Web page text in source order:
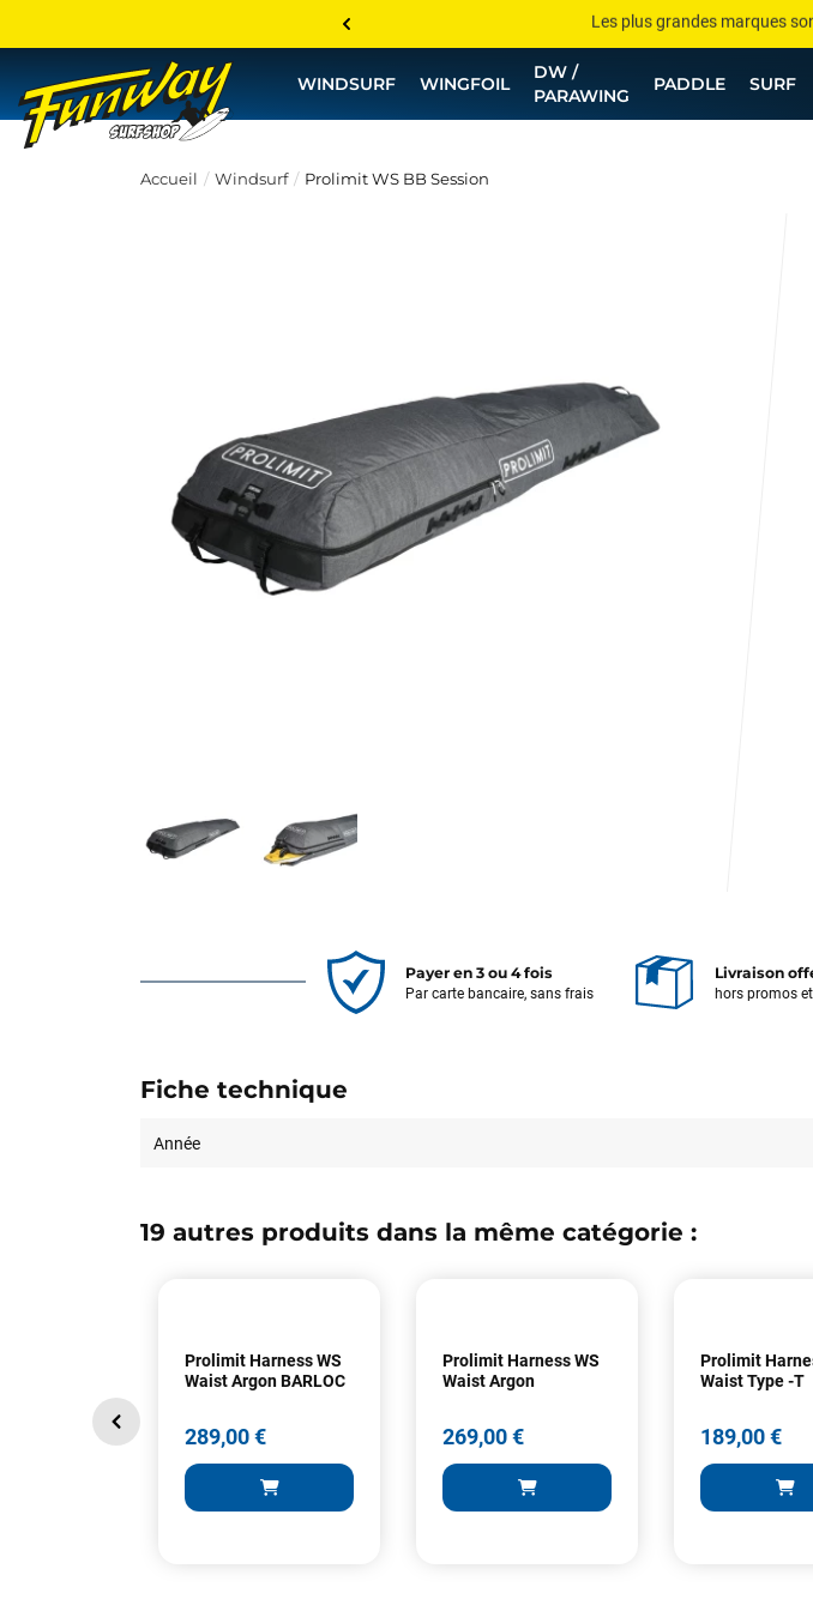
Les plus grandes marques
Jusqu’à -75% de remise sur
💰 Meilleur prix garanti —
WINDSURF WINGFOIL
DW /
PARAWING
PADDLE SURF
Accueil Windsurf Prolimit WS BB Session
Payer en 3 ou 4 fois
Par carte bancaire, sans frais
Livraison
hors promos
Fiche technique
Année
19 autres produits dans la même catégorie :
Prolimit Harness WS
Waist Argon BARLOC
289,00 €
Prolimit Harness WS
Waist Argon
269,00 €
Prolimit
Waist Type -T
189,00 €
Votre
J’ai commandé un pack via leur
validée, le magasin m’a appelé pour
caractéristiques des équipements,
et m’a même offert du matériel en
la commande est partie le